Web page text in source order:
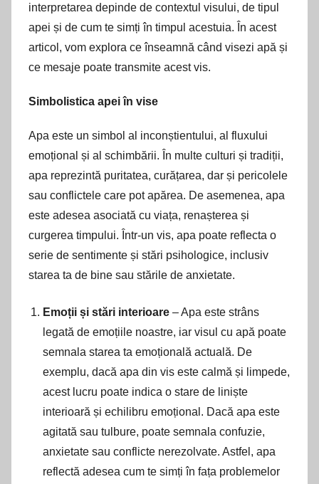
interpretarea depinde de contextul visului, de tipul
apei și de cum te simți în timpul acestuia. În acest
articol, vom explora ce înseamnă când visezi apă și
ce mesaje poate transmite acest vis.
Simbolistica apei în vise
Apa este un simbol al inconștientului, al fluxului
emoțional și al schimbării. În multe culturi și tradiții,
apa reprezintă puritatea, curățarea, dar și pericolele
sau conflictele care pot apărea. De asemenea, apa
este adesea asociată cu viața, renașterea și
curgerea timpului. Într-un vis, apa poate reflecta o
serie de sentimente și stări psihologice, inclusiv
starea ta de bine sau stările de anxietate.
Emoții și stări interioare – Apa este strâns
legată de emoțiile noastre, iar visul cu apă poate
semnala starea ta emoțională actuală. De
exemplu, dacă apa din vis este calmă și limpede,
acest lucru poate indica o stare de liniște
interioară și echilibru emoțional. Dacă apa este
agitată sau tulbure, poate semnala confuzie,
anxietate sau conflicte nerezolvate. Astfel, apa
reflectă adesea cum te simți în fața problemelor